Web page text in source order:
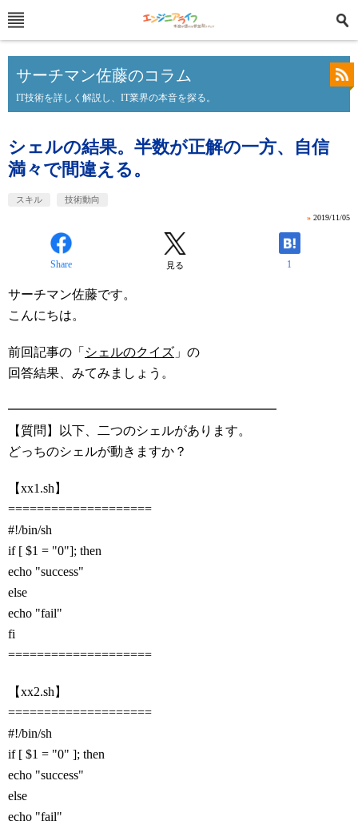
サーチマン佐藤のコラム
IT技術を詳しく解説し、IT業界の本音を探る。
シェルの結果。半数が正解の一方、自信
満々で間違える。
スキル 技術動向
» 2019/11/05
Share 見る 1
サーチマン佐藤です。
こんにちは。
前回記事の「 シェルのクイズ 」の
回答結果、みてみましょう。
━━━━━━━━━━━━━━━━━━━━━
【質問】以下、二つのシェルがあります。
どっちのシェルが動きますか？
【xx1.sh】
====================
#!/bin/sh
if [ $1 = "0"]; then
echo "success"
else
echo "fail"
fi
====================
【xx2.sh】
====================
#!/bin/sh
if [ $1 = "0" ]; then
echo "success"
else
echo "fail"